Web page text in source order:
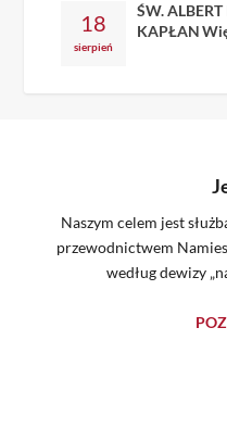
18
sierpień
ŚW.
KAPŁAN
Naszym celem jest
przewodnictwem
według dewizy